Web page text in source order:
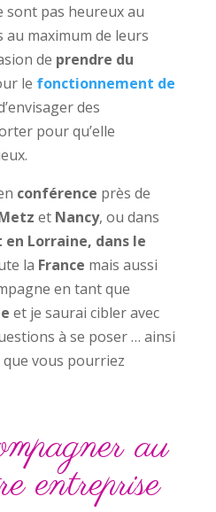
sont pas heureux au
maximum de leurs
de prendre du
le fonctionnement de
des
pour qu’elle
conférence près de
et Nancy, ou dans
en Lorraine, dans le
la France mais aussi
en tant que
et je saurai cibler avec
à se poser … ainsi
vous pourriez
au
entreprise